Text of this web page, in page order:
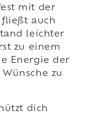
mit der
fließt auch
leichter
zu einem
Energie der
zu
dich